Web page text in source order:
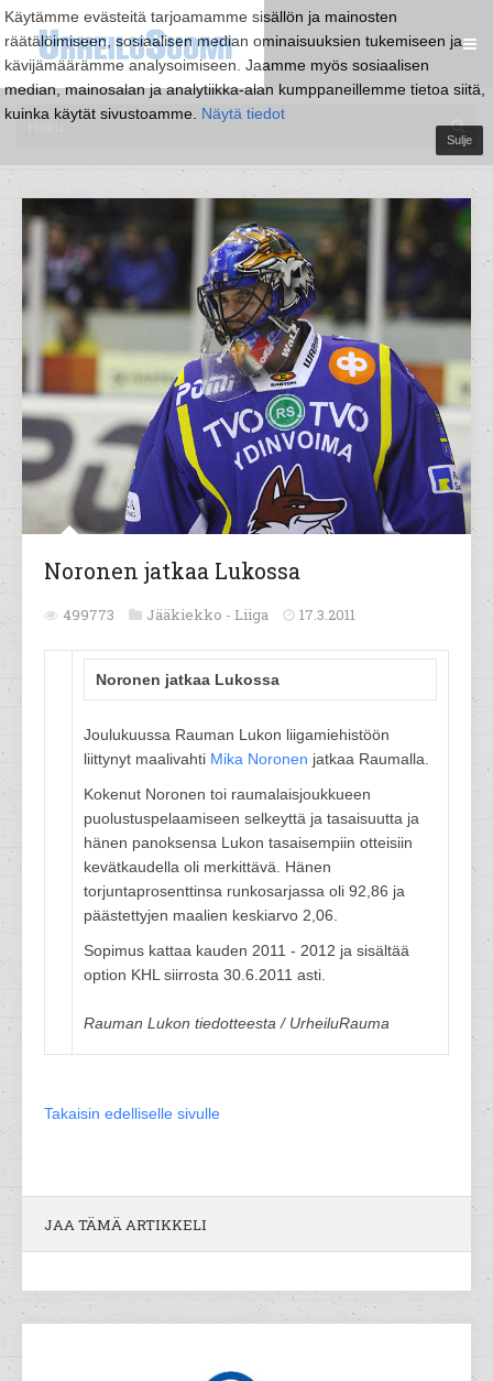
Käytämme evästeitä tarjoamamme sisällön ja mainosten
räätälöimiseen, sosiaalisen median ominaisuuksien tukemiseen ja
kävijämäärämme analysoimiseen. Jaamme myös sosiaalisen
median, mainosalan ja analytiikka-alan kumppaneillemme tietoa siitä,
kuinka käytät sivustoamme. Näytä tiedot
Sulje
Noronen jatkaa Lukossa
499773 Jääkiekko - Liiga 17.3.2011
Noronen jatkaa Lukossa
Joulukuussa Rauman Lukon liigamiehistöön
liittynyt maalivahti Mika Noronen jatkaa Raumalla.
Kokenut Noronen toi raumalaisjoukkueen
puolustuspelaamiseen selkeyttä ja tasaisuutta ja
hänen panoksensa Lukon tasaisempiin otteisiin
kevätkaudella oli merkittävä. Hänen
torjuntaprosenttinsa runkosarjassa oli 92,86 ja
päästettyjen maalien keskiarvo 2,06.
Sopimus kattaa kauden 2011 - 2012 ja sisältää
option KHL siirrosta 30.6.2011 asti.
Rauman Lukon tiedotteesta / UrheiluRauma
Takaisin edelliselle sivulle
JAA TÄMÄ ARTIKKELI